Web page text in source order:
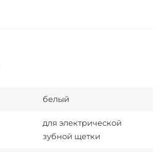
белый
для электрической
зубной щетки